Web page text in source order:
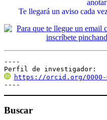
Te llegará un aviso cada
----
Perfil de investigador:
https://orcid.org/0000-
----
Buscar